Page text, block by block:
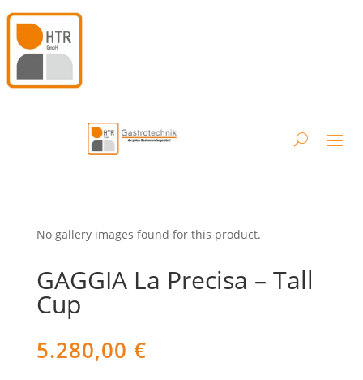
No gallery images found for this product.
GAGGIA La Precisa – Tall
Cup
5.280,00 €